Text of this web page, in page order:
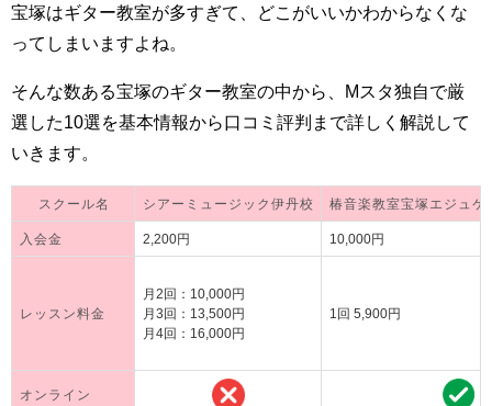
宝塚はギター教室が多すぎて、どこがいいかわからなくな
ってしまいますよね。
そんな数ある宝塚のギター教室の中から、Mスタ独自で厳
選した10選を基本情報から口コミ評判まで詳しく解説して
いきます。
スクール名 シアーミュージック伊丹校 椿音楽教室宝塚エジュケ
入会金 2,200円 10,000円
レッスン料金
月2回：10,000円
月3回：13,500円
月4回：16,000円
1回 5,900円
オンライン